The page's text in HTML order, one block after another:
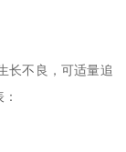
长不良，可适量追